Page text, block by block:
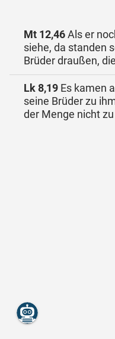
Mt 12,46Als er
siehe, da standen
Brüder draußen,
Lk 8,19 Es kamen
seine Brüder zu
der Menge nicht